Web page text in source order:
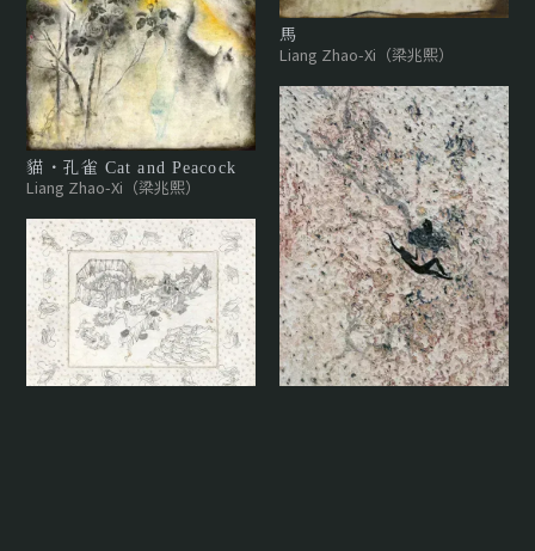
貓・孔雀 Cat and Peacock
Liang Zhao-Xi（梁兆熙）
馬
Liang Zhao-Xi（梁兆熙）